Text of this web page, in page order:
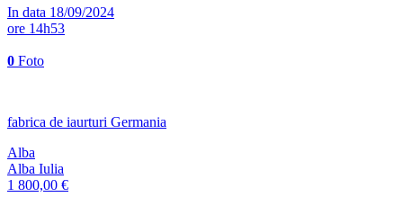
In data 18/09/2024
ore 14h53
0 Foto
fabrica de iaurturi Germania
Alba
Alba Iulia
1 800,00 €